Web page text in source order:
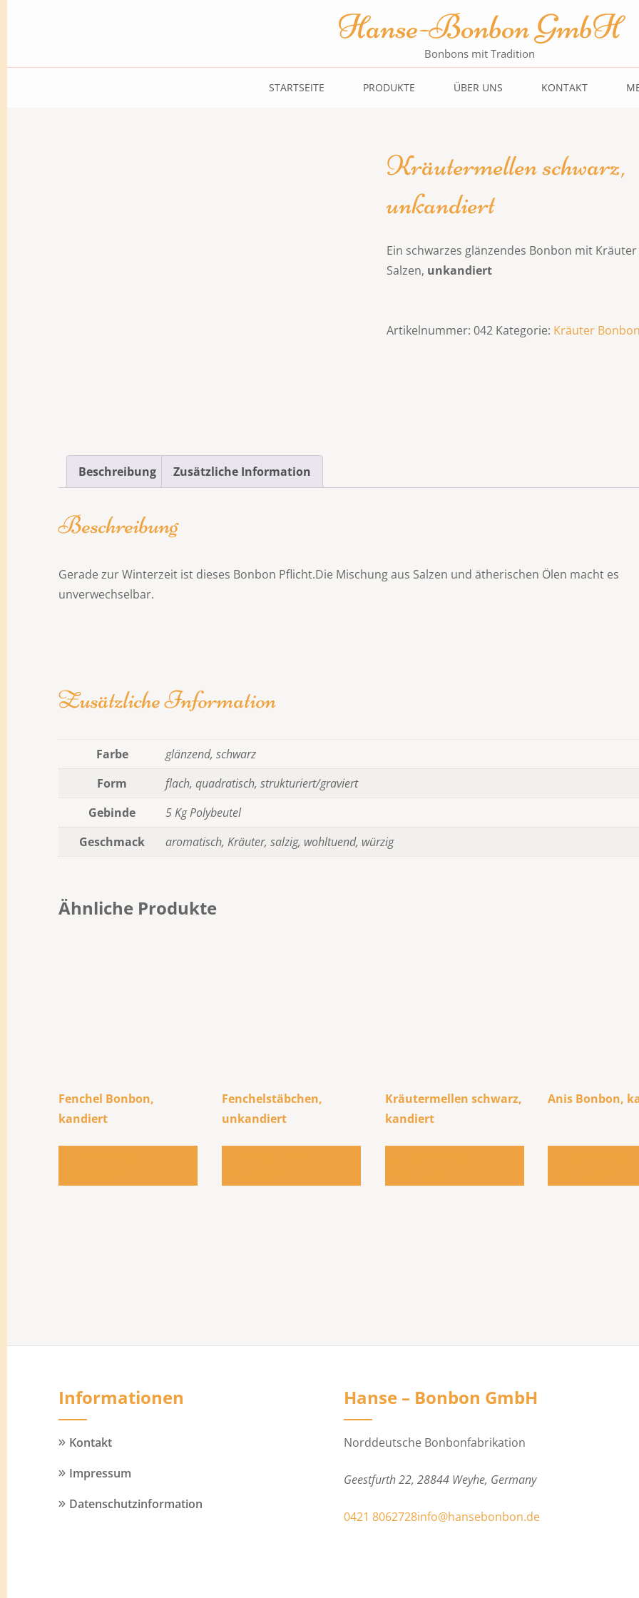
Hanse-Bonbon GmbH
Bonbons mit Tradition
STARTSEITE PRODUKTE ÜBER UNS KONTAKT
Kräutermellen schwarz,
unkandiert
Ein schwarzes glänzendes Bonbon mit
Salzen, unkandiert
Artikelnummer:042 Kategorie: Kräuter
Beschreibung Zusätzliche Information
Beschreibung
Gerade zur Winterzeit ist dieses Bonbon Pflicht.Die Mischung aus Salzen und ätherischen Ölen macht es
unverwechselbar.
Zusätzliche Information
Farbe
glänzend, schwarz
Form
flach, quadratisch, strukturiert/graviert
Gebinde
5 Kg Polybeutel
Geschmack
aromatisch, Kräuter, salzig, wohltuend, würzig
Ähnliche Produkte
Fenchel Bonbon,
kandiert
Fenchelstäbchen,
unkandiert
Kräutermellen schwarz,
kandiert
Anis Bonbon,
Informationen
Kontakt
Impressum
Datenschutzinformation
Hanse – Bonbon GmbH
Norddeutsche Bonbonfabrikation
Geestfurth 22, 28844 Weyhe, Germany
0421 8062728info@hansebonbon.de